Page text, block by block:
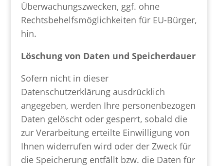
Überwachungszwecken, ggf. ohne
Rechtsbehelfsmöglichkeiten für EU-Bürger,
hin.
Löschung von Daten und Speicherdauer
Sofern nicht in dieser
Datenschutzerklärung ausdrücklich
angegeben, werden Ihre personenbezogen
Daten gelöscht oder gesperrt, sobald die
zur Verarbeitung erteilte Einwilligung von
Ihnen widerrufen wird oder der Zweck für
die Speicherung entfällt bzw. die Daten für